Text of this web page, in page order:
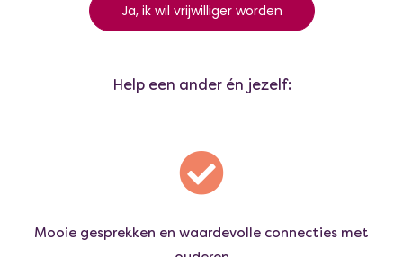
Ja, ik wil vrijwilliger worden
Help een ander én jezelf:
Mooie gesprekken en waardevolle connecties met